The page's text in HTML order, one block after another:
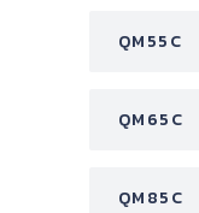
QM55C
QM65C
QM85C